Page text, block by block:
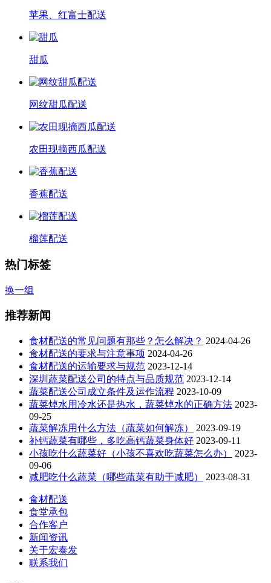
苹果、红富士配送
甜瓜
网纹甜瓜配送
农田现摘西瓜配送
香蕉配送
榴莲配送
热门标签
换一组
推荐新闻
食材配送的常见问题有那些？怎么解决？ 2024-04-26
食材配送的要求与注意事项 2024-04-26
食材配送的运输要求与规范 2023-12-14
深圳蔬菜配送公司的特点与品质规范 2023-12-14
蔬菜配送公司成立条件及运作流程 2023-10-09
蔬菜焯水用冷水还是热水，蔬菜焯水的正确方法 2023-
09-25
蔬菜解冻用什么方法（蔬菜如何解冻）
2023-09-19
补钙蔬菜有哪些，多吃高钙蔬菜身体好 2023-09-11
小孩吃什么蔬菜好（小孩不喜欢吃蔬菜怎么办）
2023-
09-06
减肥吃什么蔬菜（哪些蔬菜有助于减肥）
2023-08-31
食材配送
食堂承包
合作客户
新闻资讯
关于宏泰发
联系我们